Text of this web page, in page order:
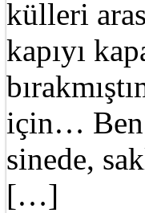
külleri
kapıyı
için… Ben
sinede,
[…]